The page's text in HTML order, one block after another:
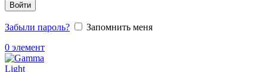
Войти
Забыли пароль?
Запомнить меня
0 элемент